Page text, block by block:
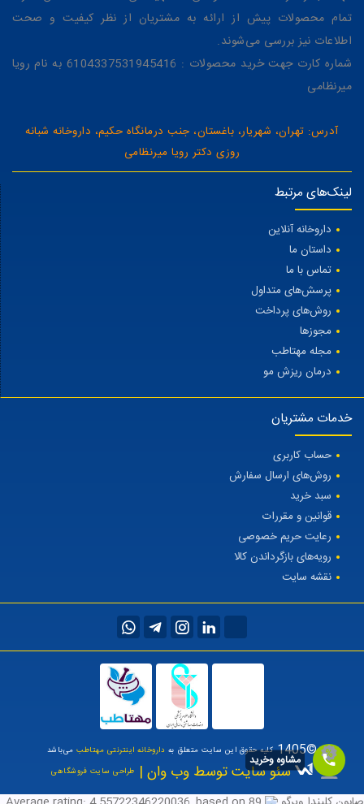
تمام محصولات پیش از ارائه به مشتریان از نظر کیفیت و صحت
اطلاعات نیز بررسی می‌شوند.
شماره کارت جهت خرید محصولات : 6104337531945416 به نام رویا
میرنظامی
آدرس: تهران، شهریار، باغستان، جنب درمانگاه حکیم، داروخانه شبانه
روزی دکتر رویا میرنظامی
لینک‌های مرتبط
داروخانه آنلاین
داستان ما
تماس با ما
پرسش‌های متداول
روش‌های پرداخت
مجوزها
مجله مهتاطب
درمان ریزش مو
خدمات مشتریان
حساب کاربری
روش‌های ارسال سفارش
سبد خرید
قوانین و مقررات
رعایت حریم خصوصی
رویه‌های بازگرداندن کالا
نقشه سایت
©1405 کلیه حقوق این سایت متعلق به داروخانه اینترنتی مهتاطبمی‌باشد
سئو سایت توسط وب وان | طراحی سایت فروشگاهی
مشاوه وخرید